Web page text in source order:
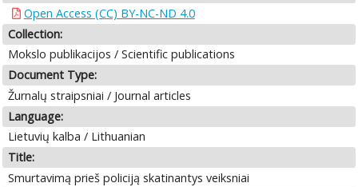
Open Access (CC) BY-NC-ND 4.0
Collection:
Mokslo publikacijos / Scientific publications
Document Type:
Žurnalų straipsniai / Journal articles
Language:
Lietuvių kalba / Lithuanian
Title:
Smurtavimą prieš policiją skatinantys veiksniai